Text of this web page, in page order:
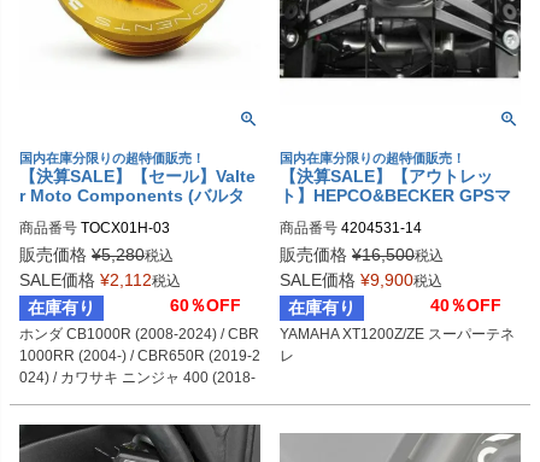
国内在庫分限りの超特価販売！
【決算SALE】【セール】Valte
r Moto Components (バルタ
プ ゴールド ホンダ / DUCATI /
カワサキ / ヤマハ / トライアン
フ
商品番号 TOCX01H-03
販売価格 ¥5,280税込
SALE価格 ¥2,112税込
在庫有り 60％OFF
ホンダ CB1000R (2008-2024) / CBR
1000RR (2004-) / CBR650R (2019-2
024) / カワサキ ニンジャ 400 (2018-
650 (2017-2024) / Z900 (2017-2024)
/ DUCATI パニガーレV2 (2021-2024)
国内在庫分限りの超特価販売！
【決算SALE】【アウトレッ
ト】HEPCO&BECKER GPSマ
スーパーテネレ
商品番号 4204531-14
販売価格 ¥16,500税込
SALE価格 ¥9,900税込
在庫有り 40％OFF
YAMAHA XT1200Z/ZE スーパーテネ
レ